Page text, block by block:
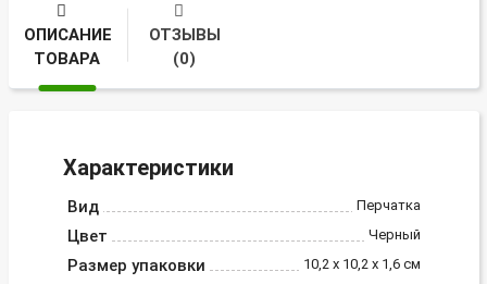
ОПИСАНИЕ
ТОВАРА
ОТЗЫВЫ
(0)
Характеристики
Вид Перчатка
Цвет Черный
Размер упаковки 10,2 х 10,2 х 1,6 см